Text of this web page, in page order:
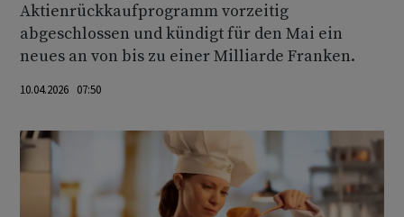
Aktienrückkaufprogramm vorzeitig
abgeschlossen und kündigt für den Mai ein
neues an von bis zu einer Milliarde Franken.
10.04.2026 07:50